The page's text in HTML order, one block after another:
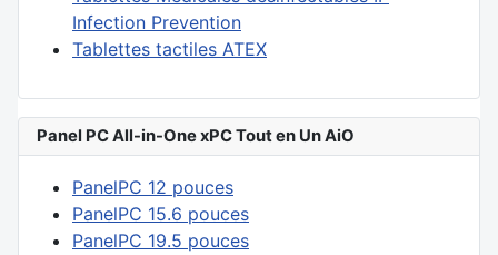
Infection Prevention
Tablettes tactiles ATEX
Panel PC All-in-One xPC Tout en Un AiO
PanelPC 12 pouces
PanelPC 15.6 pouces
PanelPC 19.5 pouces